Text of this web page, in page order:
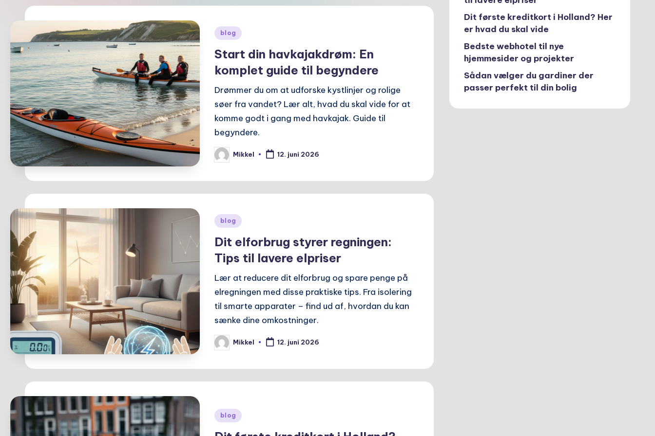
Posted
blog
Start din havkajakdrøm: En
komplet guide til begyndere
Drømmer du om at udforske kystlinjer og rolige
søer fra vandet? Lær alt, hvad du skal vide for at
komme godt i gang med havkajak. Guide til
begyndere.
Posted
by
Mikkel 12. juni 2026
Posted
blog
Dit elforbrug styrer regningen:
Tips til lavere elpriser
Lær at reducere dit elforbrug og spare penge på
elregningen med disse praktiske tips. Fra isolering
til smarte apparater – find ud af, hvordan du kan
sænke dine omkostninger.
Posted
by
Mikkel 12. juni 2026
Posted
blog
Dit første kreditkort i Holland? Her
er hvad du skal vide
Bedste webhotel til nye
hjemmesider og projekter
Sådan vælger du gardiner der
passer perfekt til din bolig